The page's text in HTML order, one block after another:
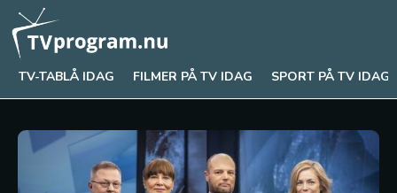
TV-TABLÅ IDAG FILMER PÅ TV IDAG SPORT PÅ TV IDAG